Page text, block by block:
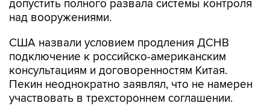
США назвали условием продления ДСНВ
консультациям и договоренностям Китая.
Пекин неоднократно заявлял, что не намерен
участвовать в трехстороннем соглашении.
В прошлом году США оформили выход из